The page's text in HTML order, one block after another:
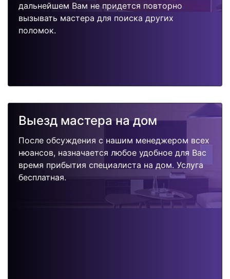
дальнейшем Вам не придется повторно
вызывать мастера для поиска других
поломок.
Выезд мастера на дом
После обсуждения с нашим менеджером всех
нюансов, назначается любое удобное для Вас
время прибытия специалиста на дом. Услуга
бесплатная.